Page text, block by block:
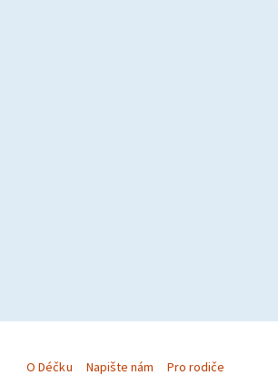
O Déčku Napište nám Pro rodiče